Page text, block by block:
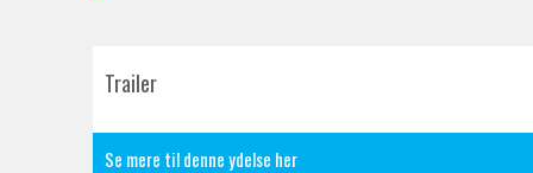
Trailer
Se mere til denne ydelse her​